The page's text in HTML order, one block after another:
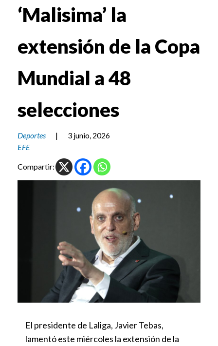
‘Malisima’ la
extensión de la Copa
Mundial a 48
selecciones
Deportes |
3 junio, 2026
EFE
Compartir:
El presidente de Laliga, Javier Tebas,
lamentó este miércoles la extensión de la